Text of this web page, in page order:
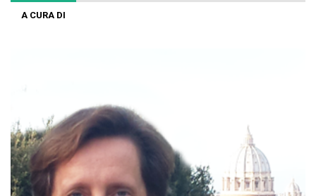
A CURA DI